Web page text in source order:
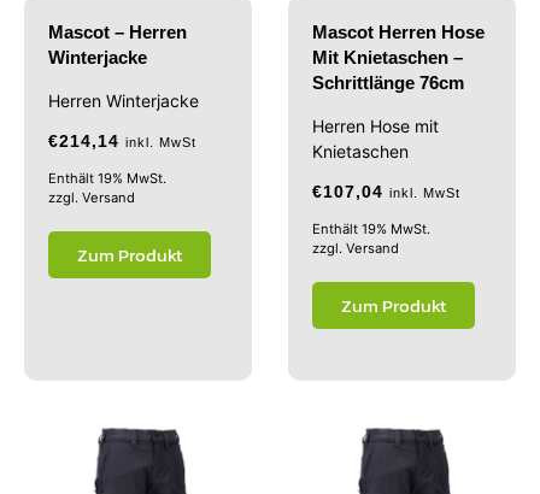
Mascot – Herren
Winterjacke
Herren Winterjacke
€214,14 inkl. MwSt
Enthält 19% MwSt.
zzgl. Versand
Zum Produkt
Mascot Herren Hose
Mit Knietaschen –
Schrittlänge 76cm
Herren Hose mit
Knietaschen
€107,04 inkl. MwSt
Enthält 19% MwSt.
zzgl. Versand
Zum Produkt